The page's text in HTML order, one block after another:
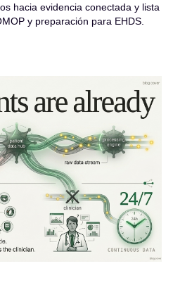
hacia evidencia conectada y lista
y preparación para EHDS.